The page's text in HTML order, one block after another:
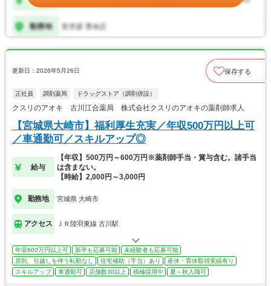
更新日：2026年5月26日 保存する
正社員 調剤薬局 ドラッグストア（調剤併設）
クスリのアオキ 古川江合薬局 株式会社クスリのアオキの薬剤師求人
【宮城県大崎市】福利厚生充実／年収500万円以上可
／車通勤可／スキルアップ◎
給与
【年収】500万円～600万円※薬剤師手当・賞与含む。諸手当
は含まない。
【時給】2,000円～3,000円
勤務地 宮城県 大崎市
アクセス ＪＲ陸羽東線 古川駅
年収600万円以上可 新卒も応募可能
未経験者も応募可能
原則、引越しを伴う転勤なし
住宅補助（手当）あり
産休・育休取得実績有り
スキルアップ
車通勤可 店舗数30以上 積極採用中 夏～秋入職可